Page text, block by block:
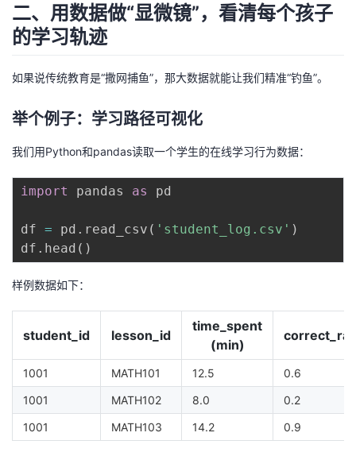
动
关
的
学
我
的
课
程
我
的
认
证
我
的
实
我
的
我
持
的
技
术
支
持
我
的
云
声
建
议
二、用数据做“显微镜”，看清每个孩子
的学习轨迹
如果说传统教育是“撒网捕鱼”，那大数据就能让我们精准“钓鱼”。
举个例子：学习路径可视化
我们用Python和pandas读取一个学生的在线学习行为数据：
import pandas as pd
df = pd . read_csv ( 'student_log.csv' )
df . head ( )
样例数据如下：
student_id lesson_id
time_spent
(min)
1001 MATH101 12.5
0.6
1001
MATH102 8.0
0.2
1001
MATH103 14.2 0.9